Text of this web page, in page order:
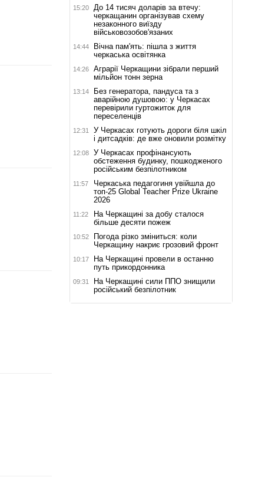
15:20
До 14 тисяч доларів за втечу:
черкащанин організував схему
незаконного виїзду
військовозобов'язаних
14:44
Вічна пам'ять: пішла з життя
черкаська освітянка
14:26
Аграрії Черкащини зібрали перший
мільйон тонн зерна
13:14
Без генератора, пандуса та з
аварійною душовою: у Черкасах
перевірили гуртожиток для
переселенців
12:31
У Черкасах готують дороги біля шкіл
і дитсадків: де вже оновили розмітку
12:08
У Черкасах профінансують
обстеження будинку, пошкодженого
російським безпілотником
11:57
Черкаська педагогиня увійшла до
топ-25 Global Teacher Prize Ukraine
2026
11:22
На Черкащині за добу сталося
більше десяти пожеж
10:52
Погода різко зміниться: коли
Черкащину накриє грозовий фронт
10:17
На Черкащині провели в останню
путь прикордонника
09:31
На Черкащині сили ППО знищили
російський безпілотник